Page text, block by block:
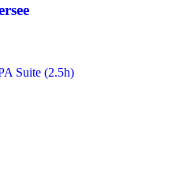
Suite (2.5h)